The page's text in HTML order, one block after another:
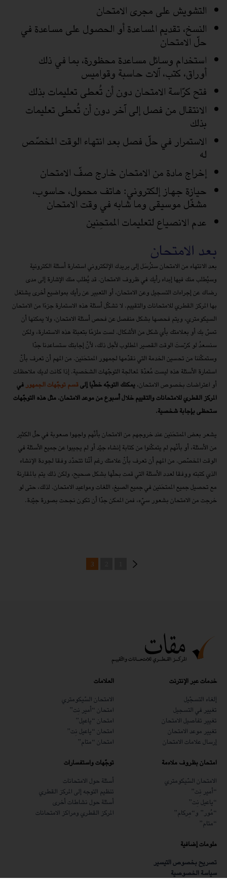
التشويش على مجرى الامتحان
النسخ، تقديم المساعدة أو الحصول على مساعدة في
حلّ الامتحان
استخدام وسائل مساعدة محظورة، بما في ذلك
أوراق، كتب، آلات حاسبة وقواميس
فتح كرّاسة الامتحان دون أن تُعطى تعليمات بذلك
الانتقال من فصل إلى آخر دون أن تُعطى تعليمات
بذلك
الاستمرار في حلّ فصل بعد انتهاء الوقت المخصّص
له
إخراج مادة من الامتحان خارج صفّ الامتحان
حيازة جهاز إلكتروني: هاتف محمول، حاسوب،
مشغّل موسيقى وما شابه في وقت الامتحان
عدم الانصياع لتعليمات الممتحِنين
بعد الامتحان
بعد الانتهاء من الامتحان ستُرسَل إلى بريدك الإلكتروني استمارة أسئلة الكترونية
وسيُطلب منك فيها إبداء رأيك في ظروف الامتحان. قد يُطلب منك الإشارة إلى مدى
رضاك عن إجراءات التسجيل وعن الامتحان، أو التعبير عن رأيك بمواضيع أخرى يشتغل
بها المركز القطري للامتحانات والتقييم. لا تشكّل أسئلة هذه الاستمارة جزءًا من الامتحان
السيكومتري، ويتم فحصها بشكل منفصل عن فحص أسئلة الامتحان، ولا يمكنها أن
تمسّ بك أو بعلامتك بأي شكل من الأشكال. لست ملزمًا بتعبئة هذه الاستمارة، ولكن
سنسعدُ لو كرّستَ الوقت القصير المطلوب لأجل ذلك، لأنّ إجابتك ستساعدنا جدّا
وستمكّننا من تحسين الخدمة التي نقدّمها لجمهور الممتحَنين. من المهم أن تعرف بأنّ
استمارة الأسئلة هذه ليست مُعدّة لمعالجة التوجّهات الشخصية. إذا كانت لديك ملاحظات
أو اعتراضات بخصوص الامتحان،يمكنك التوجّه خطّيا إلىقسم توجّهات الجمهورفي
المركز القطري للامتحانات والتقييم خلال أسبوع من موعد الامتحان. مثل هذه التوجّهات
ستحظى بإجابة شخصية.
يشعر بعض الممتحَنين عند خروجهم من الامتحان بأنّهم واجهوا صعوبة في حلّ الكثير
من الأسئلة، أو بأنّهم لم يتمكّنوا من كتابة إنشاء جيّد أو لم يجيبوا عن جميع الأسئلة في
الوقت المخصّص. من المهم أن تعرف بأنّ علامتك رغم أنّنا تتحدّد وفقا لجودة الإنشاء
الذي كتبته ووفقا لعدد الأسئلة التي قمت بحلّها بشكل صحيح، ولكن ذلك يتم بالمقارنة
مع تحصيل جميع الممتحَنين في جميع الصيغ، اللغات ومواعيد الامتحان. لذلك، حتى لو
خرجت من الامتحان بشعور سيّء، فمن الممكن جدّا أن تكون نجحت بصورة جيّدة.
3
خدمات عبر الإنترنت
إلغاء التسجّيل
تغيير في التسجيل
تغيير تفاصيل الامتحان
تغيير موعد الامتحان
إرسال علامات الامتحان
العلامات
الامتحان السّيكومتري
امتحان “أمير نِت”
امتحان “ياعيل”
امتحان “ياعيل نِت”
امتحان “متام”
امتحان بظروف ملاءمة
الامتحان السّيكومتري
“أمير نِت”
“ياعيل نِت”
“مُور” و“مِركام”
“متام”
توجّهات واستفسارات
أسئلة حول الامتحانات
تنظيم التوجه إلى المركز القطري
أسئلة حول نشاطات أخرى
المركز القطري ومراكز الامتحانات
ملومات إضافية
تصريح بخصوص التيسير
سياسة الخصوصية